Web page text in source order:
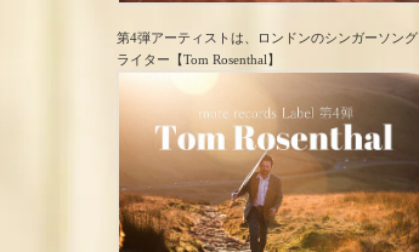
第4弾アーティストは、ロンドンのシンガーソング
ライター【Tom Rosenthal】